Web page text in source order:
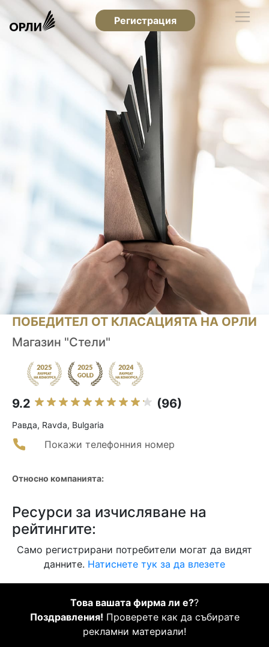
Регистрация
ПОБЕДИТЕЛ ОТ КЛАСАЦИЯТА НА ОРЛИ
Магазин "Стели"
9.2 (96)
Равда, Ravda, Bulgaria
Покажи телефонния номер
Относно компанията:
Ресурси за изчисляване на
рейтингите:
Само регистрирани потребители могат да видят
данните. Натиснете тук за да влезете
Това вашата фирма ли е??
Поздравления! Проверете как да събирате
рекламни материали!